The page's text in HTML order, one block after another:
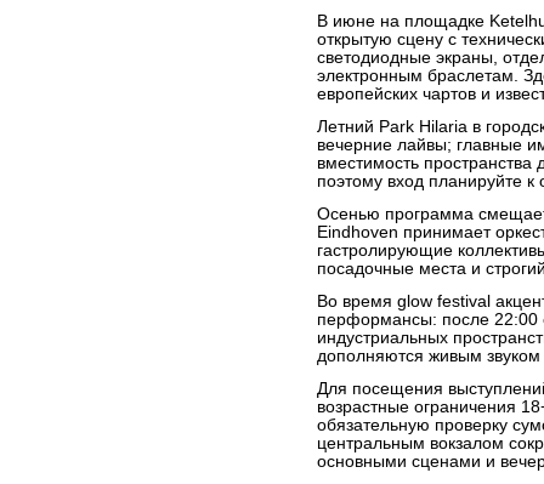
В июне на площадке
открытую сцену с
светодиодные экраны,
электронным браслетам.
европейских чартов и
Летний Park Hilaria в
вечерние лайвы; главные
вместимость пространства
поэтому вход планируйте к
Осенью программа
Eindhoven принимает
гастролирующие
посадочные места и
Во время glow festival
перформансы: после 22:00
индустриальных
дополняются живым
Для посещения
возрастные ограничения
обязательную проверку
центральным вокзалом
основными сценами и